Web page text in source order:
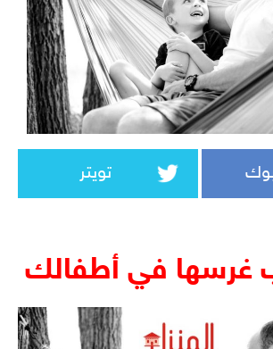
تويتر
غرسها في أطفالك